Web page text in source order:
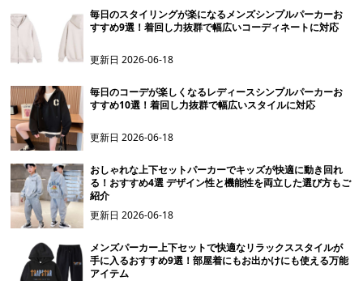
毎日のスタイリングが楽になるメンズシンプルパーカーお
すすめ9選！着回し力抜群で幅広いコーディネートに対応
更新日2026-06-18
毎日のコーデが楽しくなるレディースシンプルパーカーお
すすめ10選！着回し力抜群で幅広いスタイルに対応
更新日2026-06-18
おしゃれな上下セットパーカーでキッズが快適に動き回れ
る！おすすめ4選 デザイン性と機能性を両立した選び方もご
紹介
更新日2026-06-18
メンズパーカー上下セットで快適なリラックススタイルが
手に入るおすすめ9選！部屋着にもお出かけにも使える万能
アイテム